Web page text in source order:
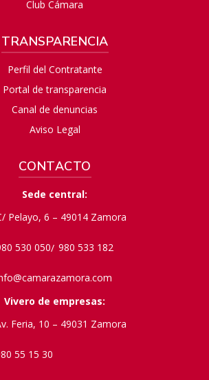
Club Cámara
TRANSPARENCIA
Perfil del Contratante
Portal de transparencia
Canal de denuncias
Aviso Legal
CONTACTO
Sede central:
Pelayo, 6 – 49014 Zamora
530 050/ 980 533 182
Vivero de empresas:
Feria, 10 – 49031 Zamora
55 15 30